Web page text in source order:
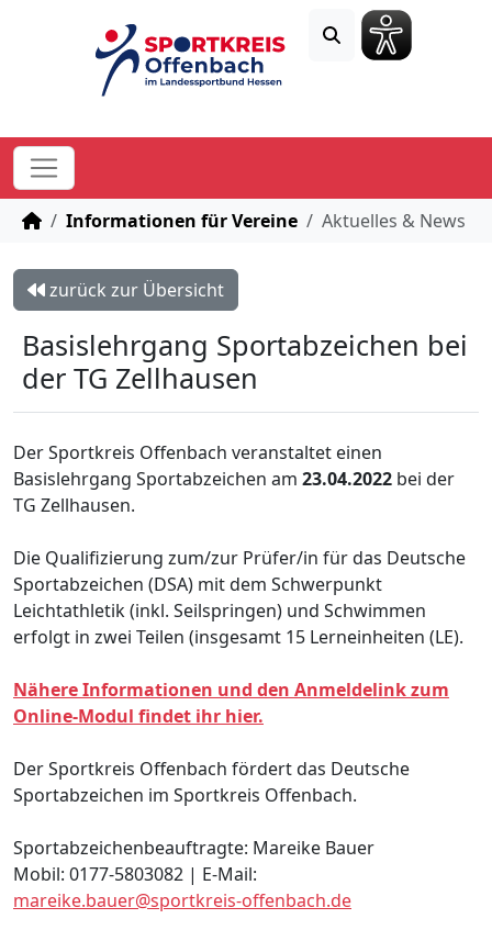
STARTSEITE
Informationen für Vereine Aktuelles & News
zurück zur Übersicht
Basislehrgang Sportabzeichen bei
der TG Zellhausen
Der Sportkreis Offenbach veranstaltet einen
Basislehrgang Sportabzeichen am 23.04.2022 bei der
TG Zellhausen.
Die Qualifizierung zum/zur Prüfer/in für das Deutsche
Sportabzeichen (DSA) mit dem Schwerpunkt
Leichtathletik (inkl. Seilspringen) und Schwimmen
erfolgt in zwei Teilen (insgesamt 15 Lerneinheiten (LE).
Nähere Informationen und den Anmeldelink zum
Online-Modul findet ihr hier.
Der Sportkreis Offenbach fördert das Deutsche
Sportabzeichen im Sportkreis Offenbach.
Sportabzeichenbeauftragte: Mareike Bauer
Mobil: 0177-5803082 | E-Mail:
mareike.bauer@sportkreis-offenbach.de